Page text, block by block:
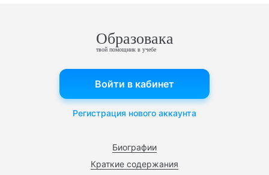
Образовака
твой помощник в учебе
Биографии
Краткие содержания
Войти в кабинет
Регистрация нового аккаунта